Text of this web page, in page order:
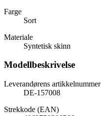
Farge
Sort
Materiale
Syntetisk skinn
Modellbeskrivelse
Leverandørens artikkelnummer
DE-157008
Strekkode (EAN)